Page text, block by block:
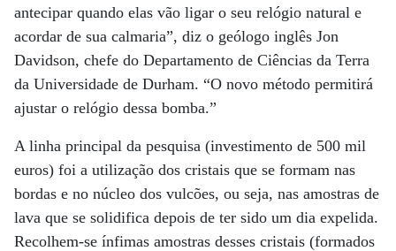
antecipar quando elas vão ligar o seu relógio natural e
acordar de sua calmaria”, diz o geólogo inglês Jon
Davidson, chefe do Departamento de Ciências da Terra
da Universidade de Durham. “O novo método permitirá
ajustar o relógio dessa bomba.”
A linha principal da pesquisa (investimento de 500 mil
euros) foi a utilização dos cristais que se formam nas
bordas e no núcleo dos vulcões, ou seja, nas amostras de
lava que se solidifica depois de ter sido um dia expelida.
Recolhem-se ínfimas amostras desses cristais (formados